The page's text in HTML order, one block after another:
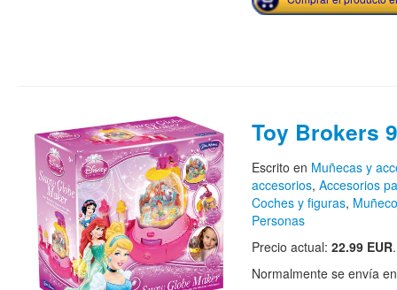
Toy Brokers
Escrito en Muñecas y
accesorios, Accesorios
Coches y figuras,
Personas
Precio actual: 22.99 EUR.
Normalmente se envía